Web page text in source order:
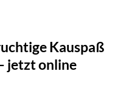
Kauspaß
jetzt online